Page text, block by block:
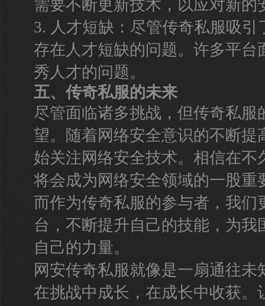
需要不断更新技术，以应对新的
3. 人才短缺：尽管传奇私服吸
存在人才短缺的问题。许多平台
秀人才的问题。
五、传奇私服的未来
尽管面临诸多挑战，但传奇私服
望。随着网络安全意识的不断提
始关注网络安全技术。相信在不
将会成为网络安全领域的一股重
而作为传奇私服的参与者，我们
台，不断提升自己的技能，为我
自己的力量。
网安传奇私服就像是一扇通往未
在挑战中成长，在成长中收获。